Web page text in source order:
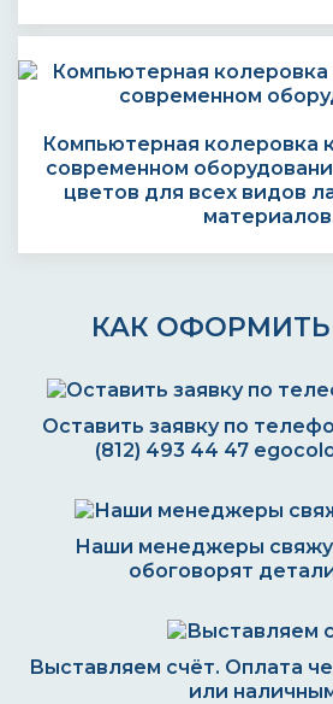
Компьютерная колеровка
современном
цветов для всех видов
КАК ОФОРМИТЬ
Оставить заявку по
(812) 493 44 47
Наши менеджеры
обоговорят
Выставляем счёт. Оплата
или